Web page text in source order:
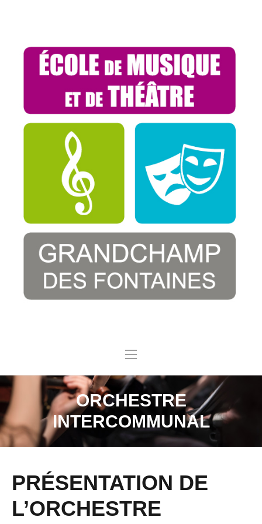
ORCHESTRE
INTERCOMMUNAL
PRÉSENTATION DE
L’ORCHESTRE